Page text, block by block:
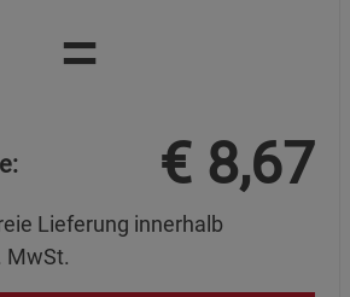
=
€ 8,67
Lieferung innerhalb
MwSt.